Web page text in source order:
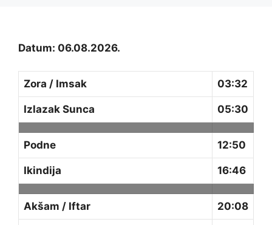
Datum: 06.08.2026.
Zora / Imsak 03:32
Izlazak Sunca 05:30
Podne 12:50
Ikindija 16:46
Akšam / Iftar 20:08